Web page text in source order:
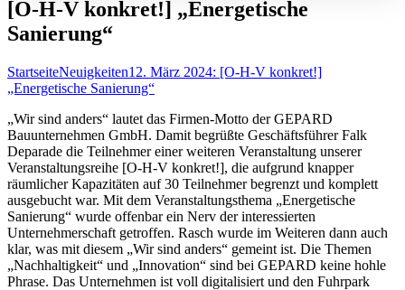
[O-H-V konkret!] „Energetische
Sanierung“
StartseiteNeuigkeiten12. März 2024: [O-H-V konkret!]
„Energetische Sanierung“
„Wir sind anders“ lautet das Firmen-Motto der GEPARD
Bauunternehmen GmbH. Damit begrüßte Geschäftsführer Falk
Deparade die Teilnehmer einer weiteren Veranstaltung unserer
Veranstaltungsreihe [O-H-V konkret!], die aufgrund knapper
räumlicher Kapazitäten auf 30 Teilnehmer begrenzt und komplett
ausgebucht war. Mit dem Veranstaltungsthema „Energetische
Sanierung“ wurde offenbar ein Nerv der interessierten
Unternehmerschaft getroffen. Rasch wurde im Weiteren dann auch
klar, was mit diesem „Wir sind anders“ gemeint ist. Die Themen
„Nachhaltigkeit“ und „Innovation“ sind bei GEPARD keine hohle
Phrase. Das Unternehmen ist voll digitalisiert und den Fuhrpark